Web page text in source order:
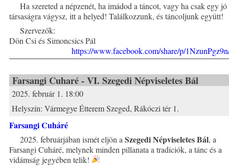
Ha szereted a népzenét, ha imádod a táncot, vagy ha csak egy jó
társaságra vágysz, itt a helyed! Találkozzunk, és táncoljunk együtt!
Szervezők:
Dön Csi és Simoncsics Pál
https://www.facebook.com/share/p/
Farsangi Cuharé - VI. Szegedi Népviseletes Bál
2025. február 1. 18:00
Helyszín: Vármegye Étterem Szeged, Rákóczi tér 1.
Farsangi Cuháré
2025. februárjában ismét eljön aSzegedi Népviseletes Bál, a
Farsangi Cuháré, melynek minden pillanata a tradíciók, a tánc és a
vidámság jegyében telik!